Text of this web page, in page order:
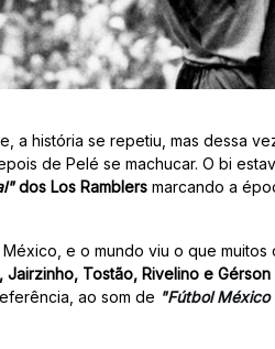
a história se repetiu, mas dessa
de Pelé se machucar. O bi
dos Los Ramblers marcando a
México, e o mundo viu o que
Jairzinho, Tostão, Rivelino e Gérson
ao som de "Fútbol México